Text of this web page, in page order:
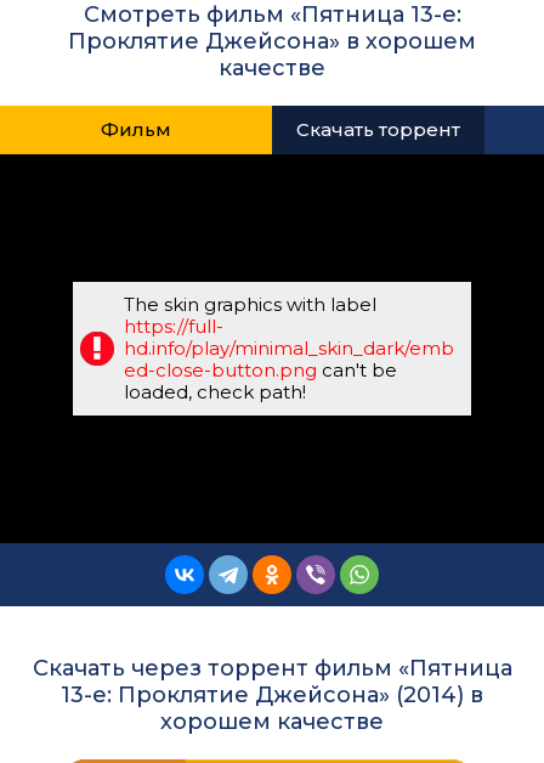
Смотреть фильм «Пятница 13-е:
Проклятие Джейсона» в хорошем
качестве
Фильм Скачать торрент
The skin graphics with label
https://full-
hd.info/play/minimal_skin_dark/emb
ed-close-button.png can't be
loaded, check path!
Скачать через торрент фильм «Пятница
13-е: Проклятие Джейсона» (2014) в
хорошем качестве